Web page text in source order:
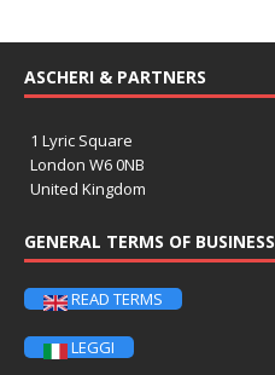
ASCHERI & PARTNERS
1 Lyric Square
London W6 0NB
United Kingdom
GENERAL TERMS OF BUSINESS
READ TERMS
LEGGI